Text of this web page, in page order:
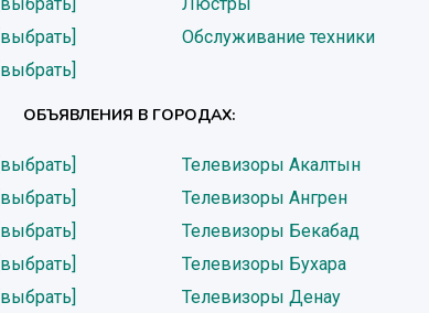
[выбрать] Люстры
[выбрать] Обслуживание техники
[выбрать]
ОБЪЯВЛЕНИЯ В ГОРОДАХ:
[выбрать] Телевизоры Акалтын
[выбрать] Телевизоры Ангрен
[выбрать] Телевизоры Бекабад
[выбрать] Телевизоры Бухара
[выбрать] Телевизоры Денау